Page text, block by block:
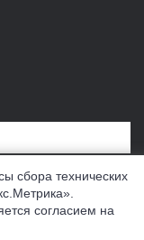
сбора технических
согласием на